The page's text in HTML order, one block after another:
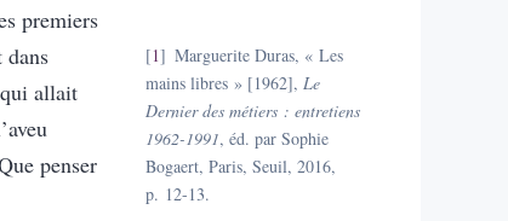
premiers
allait
penser
1
Marguerite Duras, « Les
mains libres » [1962], Le
Dernier des métiers : entretiens
1962-1991, éd. par Sophie
Bogaert, Paris, Seuil, 2016,
p. 12-13.